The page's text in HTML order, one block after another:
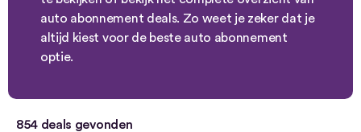
auto abonnement deals. Zo weet je zeker dat je
altijd kiest voor de beste auto abonnement
optie.
854 deals gevonden